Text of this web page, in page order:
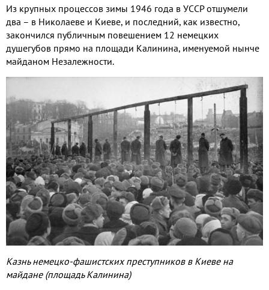
Из крупных процессов зимы 1946 года в УССР отшумели
два – в Николаеве и Киеве, и последний, как известно,
закончился публичным повешением 12 немецких
душегубов прямо на площади Калинина, именуемой нынче
майданом Незалежности.
Казнь немецко-фашистских преступников в Киеве на
майдане (площадь Калинина)